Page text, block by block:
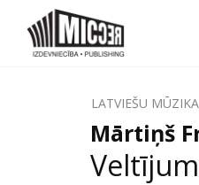
LATVIEŠU MŪZIKA
Mārtiņš